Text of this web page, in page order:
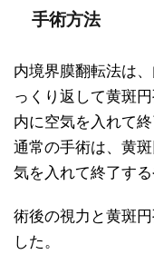
手術方法
内境界膜翻転法は
っくり返して黄斑
内に空気を入れて終
通常の手術は、黄
気を入れて終了する
術後の視力と黄斑
した。